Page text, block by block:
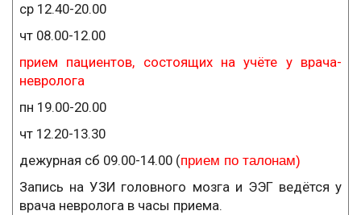
ср 12.40-20.00
чт 08.00-12.00
прием пациентов, состоящих на учёте у врача-
невролога
пн 19.00-20.00
чт 12.20-13.30
дежурная сб 09.00-14.00 (прием по талонам)
Запись на УЗИ головного мозга и ЭЭГ ведётся у
врача невролога в часы приема.